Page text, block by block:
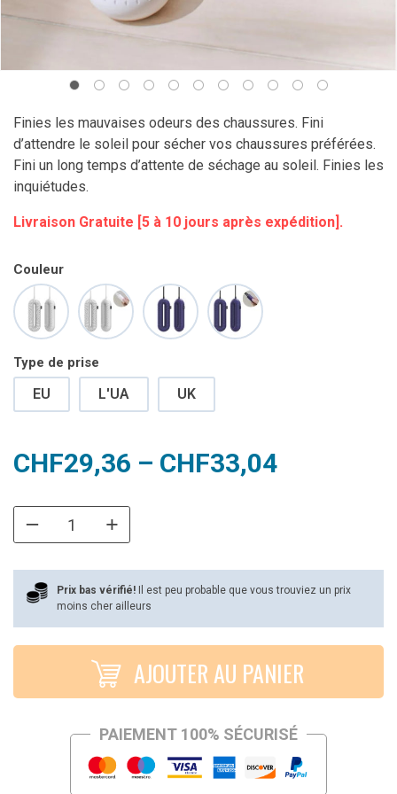
Finies les mauvaises odeurs des chaussures. Fini
d’attendre le soleil pour sécher vos chaussures préférées.
Fini un long temps d’attente de séchage au soleil. Finies les
inquiétudes.
Livraison Gratuite [5 à 10 jours après expédition].
Couleur
Type de prise
EU L'UA UK
CHF29,36 – CHF33,04
Plage
prix :
CHF33,04
Prix bas vérifié!
Il est peu probable que vous trouviez un prix
moins cher ailleurs
AJOUTER AU PANIER
PAIEMENT 100% SÉCURISÉ